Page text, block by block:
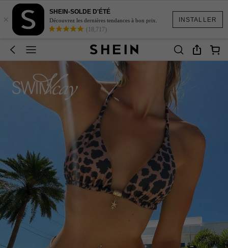
INSTALLER
×
SHEIN-SOLDE D'ÉTÉ
Découvrez les dernières tendances à bon prix.
(18,717)